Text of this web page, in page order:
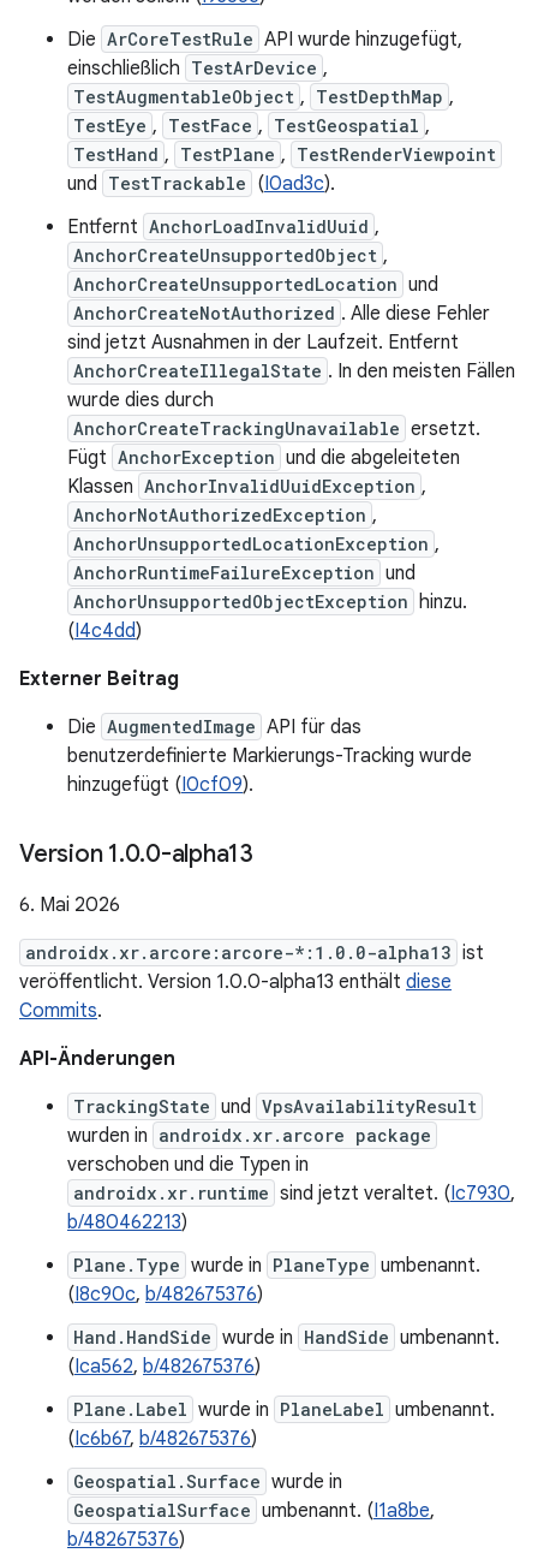
Die ArCoreTestRule API wurde hinzugefügt,
einschließlich TestArDevice ,
TestAugmentableObject , TestDepthMap ,
TestEye , TestFace , TestGeospatial ,
TestHand , TestPlane , TestRenderViewpoint
und TestTrackable (I0ad3c).
Entfernt AnchorLoadInvalidUuid ,
AnchorCreateUnsupportedObject ,
AnchorCreateUnsupportedLocation und
AnchorCreateNotAuthorized . Alle diese Fehler
sind jetzt Ausnahmen in der Laufzeit. Entfernt
AnchorCreateIllegalState . In den meisten Fällen
wurde dies durch
AnchorCreateTrackingUnavailable ersetzt.
Fügt AnchorException und die abgeleiteten
Klassen AnchorInvalidUuidException ,
AnchorNotAuthorizedException ,
AnchorUnsupportedLocationException ,
AnchorRuntimeFailureException und
AnchorUnsupportedObjectException hinzu.
(I4c4dd)
Externer Beitrag
Die AugmentedImage API für das
benutzerdefinierte Markierungs-Tracking wurde
hinzugefügt (I0cf09).
Version 1.0.0-alpha13
6. Mai 2026
androidx.xr.arcore:arcore-*:1.0.0-alpha13 ist
veröffentlicht. Version 1.0.0-alpha13 enthält diese
Commits.
API-Änderungen
TrackingState und VpsAvailabilityResult
wurden in androidx.xr.arcore package
verschoben und die Typen in
androidx.xr.runtime sind jetzt veraltet. (Ic7930,
b/480462213)
Plane.Type wurde in PlaneType umbenannt.
(I8c90c, b/482675376)
Hand.HandSide wurde in HandSide umbenannt.
(Ica562, b/482675376)
Plane.Label wurde in PlaneLabel umbenannt.
(Ic6b67, b/482675376)
Geospatial.Surface wurde in
GeospatialSurface umbenannt. (I1a8be,
b/482675376)